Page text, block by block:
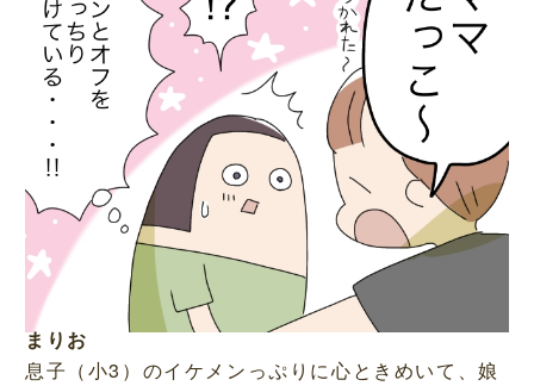
まりお
息子（小3）のイケメンっぷりに心ときめいて、娘